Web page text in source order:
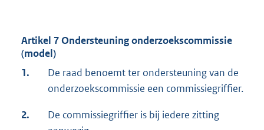
Artikel 7 Ondersteuning onderzoekscommissie
(model)
1.
De raad benoemt ter ondersteuning van de
onderzoekscommissie een commissiegriffier.
2.
De commissiegriffier is bij iedere zitting